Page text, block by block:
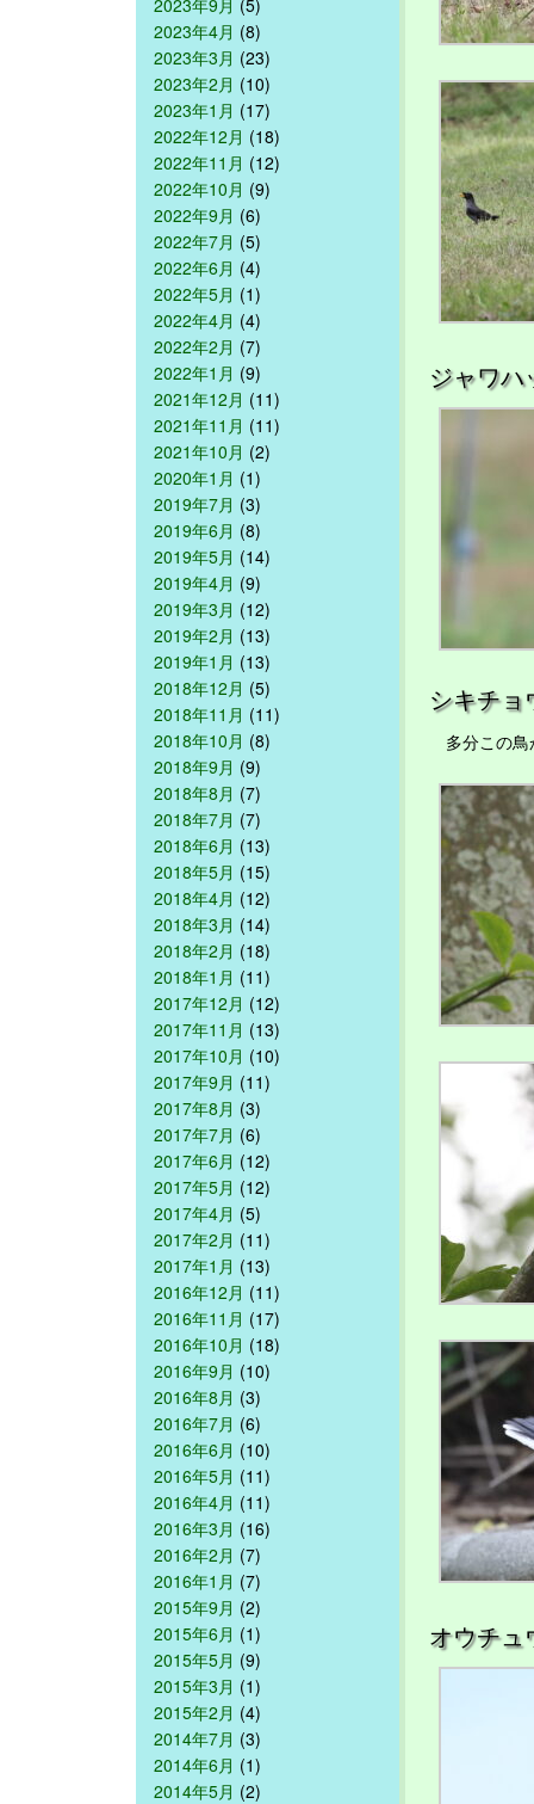
2023年4月 (8)
2023年3月 (23)
2023年2月 (10)
2023年1月 (17)
2022年12月 (18)
2022年11月 (12)
2022年10月 (9)
2022年9月 (6)
2022年7月 (5)
2022年6月 (4)
2022年5月 (1)
2022年4月 (4)
2022年2月 (7)
2022年1月 (9)
2021年12月 (11)
2021年11月 (11)
2021年10月 (2)
2020年1月 (1)
2019年7月 (3)
2019年6月 (8)
2019年5月 (14)
2019年4月 (9)
2019年3月 (12)
2019年2月 (13)
2019年1月 (13)
2018年12月 (5)
2018年11月 (11)
2018年10月 (8)
2018年9月 (9)
2018年8月 (7)
2018年7月 (7)
2018年6月 (13)
2018年5月 (15)
2018年4月 (12)
2018年3月 (14)
2018年2月 (18)
2018年1月 (11)
2017年12月 (12)
2017年11月 (13)
2017年10月 (10)
2017年9月 (11)
2017年8月 (3)
2017年7月 (6)
2017年6月 (12)
2017年5月 (12)
2017年4月 (5)
2017年2月 (11)
2017年1月 (13)
2016年12月 (11)
2016年11月 (17)
2016年10月 (18)
2016年9月 (10)
2016年8月 (3)
2016年7月 (6)
2016年6月 (10)
2016年5月 (11)
2016年4月 (11)
2016年3月 (16)
2016年2月 (7)
2016年1月 (7)
2015年9月 (2)
2015年6月 (1)
2015年5月 (9)
2015年3月 (1)
2015年2月 (4)
2014年7月 (3)
2014年6月 (1)
2014年5月 (2)
ジャワハ
シキチョ
多分この
オウチュ